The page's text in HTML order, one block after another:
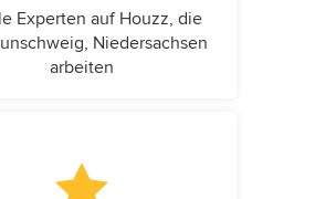
Experten auf Houzz, die
Niedersachsen
arbeiten